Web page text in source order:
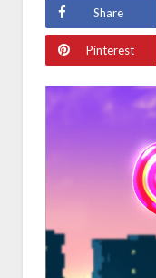
Share
Pinterest